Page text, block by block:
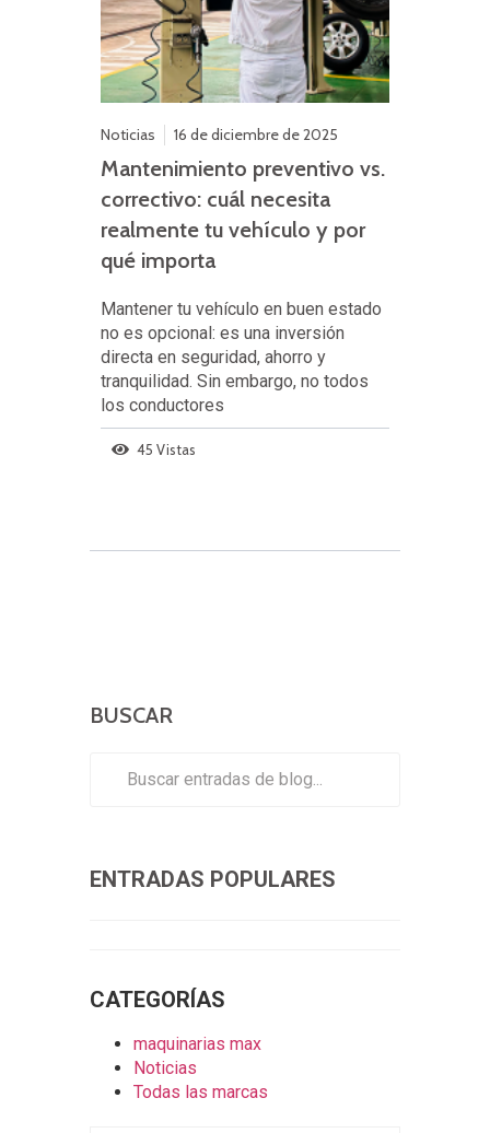
Noticias 16 de diciembre de 2025
Mantenimiento preventivo vs.
correctivo: cuál necesita
realmente tu vehículo y por
qué importa
Mantener tu vehículo en buen estado
no es opcional: es una inversión
directa en seguridad, ahorro y
tranquilidad. Sin embargo, no todos
los conductores
45 Vistas
BUSCAR
ENTRADAS POPULARES
CATEGORÍAS
maquinarias max
Noticias
Todas las marcas